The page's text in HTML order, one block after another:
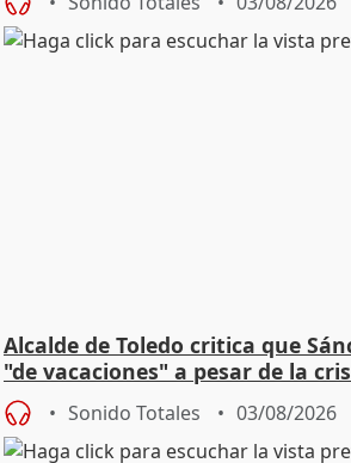
Alcalde de Toledo critica que
"de vacaciones" a pesar de la
Sonido Totales 03/08/2026